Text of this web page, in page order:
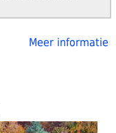
Meer informatie